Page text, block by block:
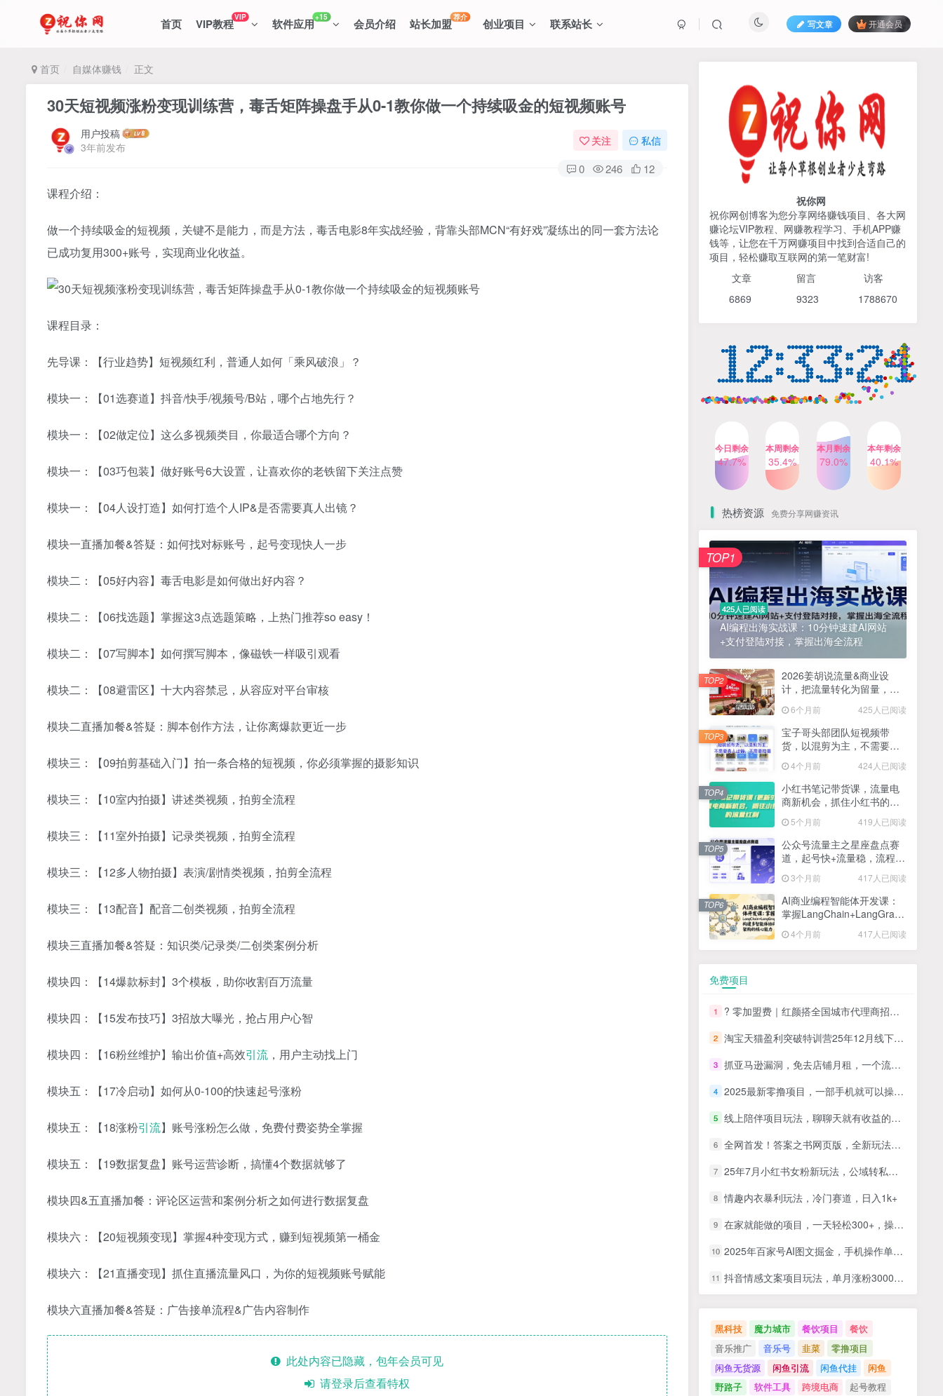
首页 VIP教程VIP 软件应用+15 会员介绍 站长加盟荐介 创业项目 联系站长 写文章 开通会员
首页 自媒体赚钱 正文
30天短视频涨粉变现训练营，毒舌矩阵操盘手从0-1教你做一个持续吸金的短视频账号
用户投稿
3年前发布
关注 私信
0 246 12
课程介绍：
做一个持续吸金的短视频，关键不是能力，而是方法，毒舌电影8年实战经验，背靠头部MCN“有好戏”凝练出的同一套方法论
已成功复用300+账号，实现商业化收益。
课程目录：
先导课：【行业趋势】短视频红利，普通人如何「乘风破浪」？
模块一：【01选赛道】抖音/快手/视频号/B站，哪个占地先行？
模块一：【02做定位】这么多视频类目，你最适合哪个方向？
模块一：【03巧包装】做好账号6大设置，让喜欢你的老铁留下关注点赞
模块一：【04人设打造】如何打造个人IP&是否需要真人出镜？
模块一直播加餐&答疑：如何找对标账号，起号变现快人一步
模块二：【05好内容】毒舌电影是如何做出好内容？
模块二：【06找选题】掌握这3点选题策略，上热门推荐so easy！
模块二：【07写脚本】如何撰写脚本，像磁铁一样吸引观看
模块二：【08避雷区】十大内容禁忌，从容应对平台审核
模块二直播加餐&答疑：脚本创作方法，让你离爆款更近一步
模块三：【09拍剪基础入门】拍一条合格的短视频，你必须掌握的摄影知识
模块三：【10室内拍摄】讲述类视频，拍剪全流程
模块三：【11室外拍摄】记录类视频，拍剪全流程
模块三：【12多人物拍摄】表演/剧情类视频，拍剪全流程
模块三：【13配音】配音二创类视频，拍剪全流程
模块三直播加餐&答疑：知识类/记录类/二创类案例分析
模块四：【14爆款标封】3个模板，助你收割百万流量
模块四：【15发布技巧】3招放大曝光，抢占用户心智
模块四：【16粉丝维护】输出价值+高效引流 ，用户主动找上门
模块五：【17冷启动】如何从0-100的快速起号涨粉
模块五：【18涨粉引流】账号涨粉怎么做，免费付费姿势全掌握
模块五：【19数据复盘】账号运营诊断，搞懂4个数据就够了
模块四&五直播加餐：评论区运营和案例分析之如何进行数据复盘
模块六：【20短视频变现】掌握4种变现方式，赚到短视频第一桶金
模块六：【21直播变现】抓住直播流量风口，为你的短视频账号赋能
模块六直播加餐&答疑：广告接单流程&广告内容制作
此处内容已隐藏，包年会员可见
请登录后查看特权
425人已阅读
AI编程出海实战课：10分钟速建AI网站
+支付登陆对接，掌握出海全流程
TOP1
2026姜胡说流量&商业设
计，把流量转化为留量，设
计自己的商业模式
6个月前 425人已阅读
TOP2
货，以混剪为主，不需要真
小红书笔记带货课，流量电
商新机会，抓住小红书的流
量红利(更新26年2月)
5个月前 419人已阅读
TOP4
公众号流量主之星座盘点赛
TOP5
AI商业编程智能体开发课：
掌握LangChain+LangGraph
构建多智能体协同架构的核
4个月前 417人已阅读
TOP6
1 ? 零加盟费｜红颜搭全国城市代理商招募正式启动！
2 淘宝天猫盈利突破特训营25年12月线下课，系统性的深度剖析电商企业经营之道，打造电商标准化运营体系
3 抓亚马逊漏洞，免去店铺月租，一个流量大竞争小，让你有机会成大卖的赛道
2025最新零撸项目，一部手机就可以操作，20秒一单，零投入纯薅羊毛，无门槛，一天200+【揭秘】
5 线上陪伴项目玩法，聊聊天就有收益的项目，一个月收益5000+
6 全网首发！答案之书网页版，全新玩法，搭配文档和网页，日入1k+零门槛小白首选副业
7 25年7月小红书女粉新玩法，公域转私域变现，日轻松变现2张+，5分钟简单复制好上手
8 情趣内衣暴利玩法，冷门赛道，日入1k+
9 在家就能做的项目，一天轻松300+，操作简单上手快
10 2025年百家号AI图文掘金，手机操作单号月入4-5位数，低门槛【附指令+工具】
抖音情感文案项目玩法，单月涨粉3000+，新手小白也能做
祝你网
祝你网创博客为您分享网络赚钱项目、各大网
赚论坛VIP教程、网赚教程学习、手机APP赚
钱等，让您在千万网赚项目中找到合适自己的
项目，轻松赚取互联网的第一笔财富!
文章 留言 访客
6869 9323 1788670
今日剩余
47.7%
本周剩余
35.4%
本月剩余
79.0%
本年剩余
40.1%
热榜资源 免费分享网赚资讯
425人已阅读
AI编程出海实战课：10分钟速建AI网站
+支付登陆对接，掌握出海全流程
TOP1
2026姜胡说流量&商业设
计，把流量转化为留量，设
6个月前 425人已阅读
TOP2
宝子哥头部团队短视频带
货，以混剪为主，不需要真
26年3月】
4个月前 424人已阅读
TOP3
小红书笔记带货课，流量电
商新机会，抓住小红书的流
5个月前 419人已阅读
TOP4
公众号流量主之星座盘点赛
道，起号快+流量稳，流程简
3个月前 417人已阅读
TOP5
AI商业编程智能体开发课：
掌握LangChain+LangGraph
心能力
4个月前 417人已阅读
TOP6
免费项目
1 ? 零加盟费｜红颜搭全国城市代理商招募正式启动！
2 淘宝天猫盈利突破特训营25年12月线下课，系统性的深度剖析电商企业经营之道，打造电商标准化运营体系
3 抓亚马逊漏洞，免去店铺月租，一个流量大竞争小，让你有机会成大卖的赛道
4 2025最新零撸项目，一部手机就可以操作，20秒一单，零投入纯薅羊毛，无门槛，一天200+【揭秘】
5 线上陪伴项目玩法，聊聊天就有收益的项目，一个月收益5000+
6 全网首发！答案之书网页版，全新玩法，搭配文档和网页，日入1k+零门槛小白首选副业
7 25年7月小红书女粉新玩法，公域转私域变现，日轻松变现2张+，5分钟简单复制好上手
8 情趣内衣暴利玩法，冷门赛道，日入1k+
9 在家就能做的项目，一天轻松300+，操作简单上手快
10 2025年百家号AI图文掘金，手机操作单号月入4-5位数，低门槛【附指令+工具】
11 抖音情感文案项目玩法，单月涨粉3000+，新手小白也能做
黑科技 魔力城市 餐饮项目
餐饮
音乐推广
音乐号 韭菜
零撸项目
闲鱼无货源
闲鱼引流 闲鱼代挂
闲鱼
野路子
软件工具 跨境电商
起号教程